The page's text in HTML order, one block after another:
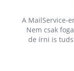
A MailService-
Nem csak
de írni is